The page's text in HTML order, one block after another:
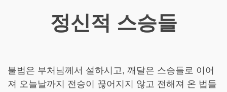
정신적 스승들
불법은 부처님께서 설하시고, 깨달은 스승들로 이어
져 오늘날까지 전승이 끊어지지 않고 전해져 온 법들